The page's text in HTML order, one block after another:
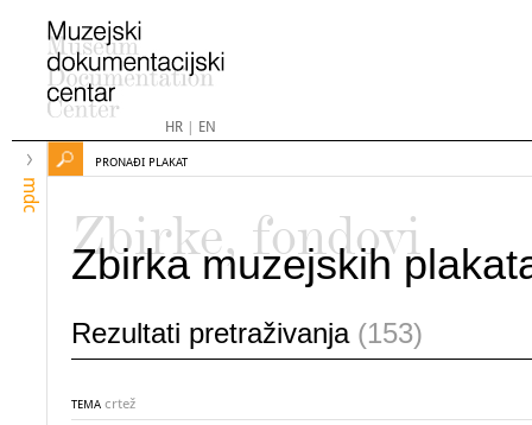
HR| EN
mdc
PRONAĐI PLAKAT
Zbirke, fondovi
Zbirka muzejskih
Rezultati pretraživanja (153)
TEMA crtež